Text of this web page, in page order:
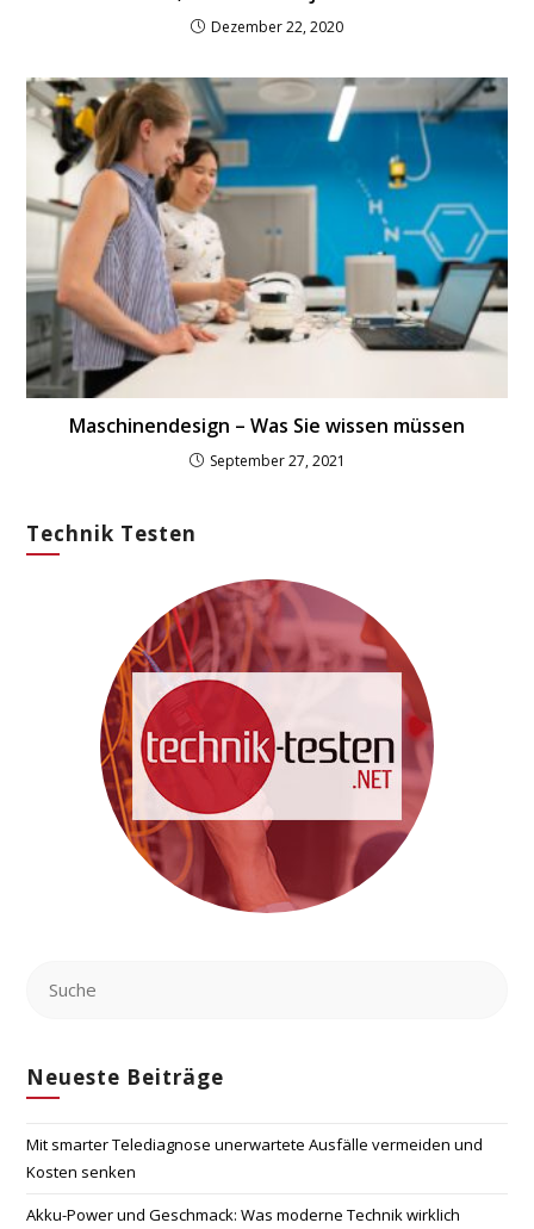
Dezember 22, 2020
Maschinendesign – Was Sie wissen müssen
September 27, 2021
Technik Testen
Neueste Beiträge
Mit smarter Telediagnose unerwartete Ausfälle vermeiden und
Kosten senken
Akku-Power und Geschmack: Was moderne Technik wirklich